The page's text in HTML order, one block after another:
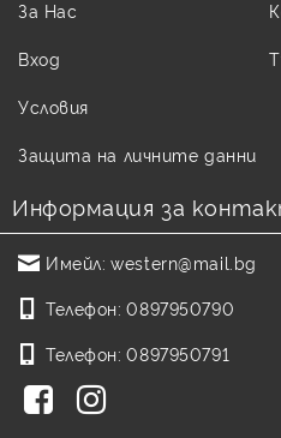
За Нас
Вход
Условия
Защита на личните данни
Информация за
Имейл: western@mail.bg
Телефон: 0897950790
Телефон: 0897950791